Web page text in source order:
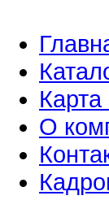
Карта
О